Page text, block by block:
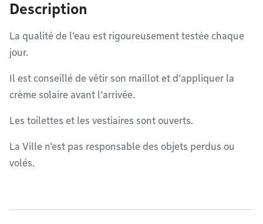
Description
La qualité de l’eau est rigoureusement testée chaque
jour.
Il est conseillé de vêtir son maillot et d’appliquer la
crème solaire avant l’arrivée.
Les toilettes et les vestiaires sont ouverts.
La Ville n'est pas responsable des objets perdus ou
volés.